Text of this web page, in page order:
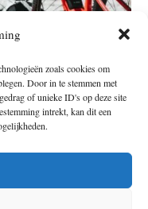
zoals cookies om
Door in te stemmen met
of unieke ID's op deze site
intrekt, kan dit een
BIJ